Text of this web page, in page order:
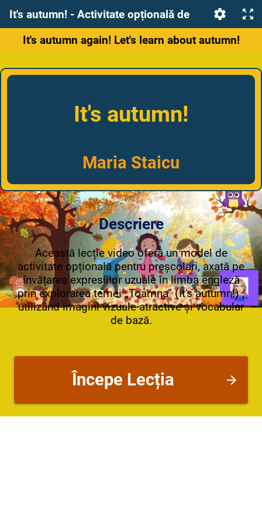
It's autumn again! Let's learn about autumn!
It's autumn!
Maria Staicu
Descriere
Această lecție video oferă un model de
activitate opțională pentru preșcolari, axată pe
învățarea expresiilor uzuale în limba engleză
prin explorarea temei „Toamna” (It's autumn!) ,
utilizând imagini vizuale atractive și vocabular
de bază.
Începe Lecția